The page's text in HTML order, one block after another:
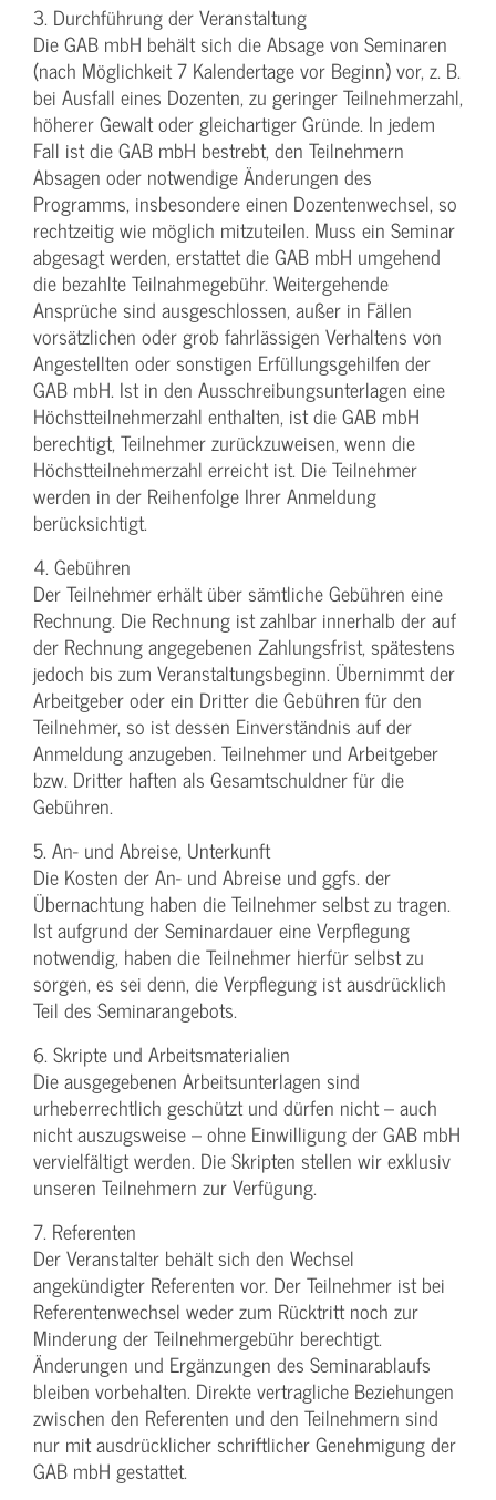
3. Durchführung der Veranstaltung
Die GAB mbH behält sich die Absage von Seminaren
(nach Möglichkeit 7 Kalendertage vor Beginn) vor, z. B.
bei Ausfall eines Dozenten, zu geringer Teilnehmerzahl,
höherer Gewalt oder gleichartiger Gründe. In jedem
Fall ist die GAB mbH bestrebt, den Teilnehmern
Absagen oder notwendige Änderungen des
Programms, insbesondere einen Dozentenwechsel, so
rechtzeitig wie möglich mitzuteilen. Muss ein Seminar
abgesagt werden, erstattet die GAB mbH umgehend
die bezahlte Teilnahmegebühr. Weitergehende
Ansprüche sind ausgeschlossen, außer in Fällen
vorsätzlichen oder grob fahrlässigen Verhaltens von
Angestellten oder sonstigen Erfüllungsgehilfen der
GAB mbH. Ist in den Ausschreibungsunterlagen eine
Höchstteilnehmerzahl enthalten, ist die GAB mbH
berechtigt, Teilnehmer zurückzuweisen, wenn die
Höchstteilnehmerzahl erreicht ist. Die Teilnehmer
werden in der Reihenfolge Ihrer Anmeldung
berücksichtigt.
4. Gebühren
Der Teilnehmer erhält über sämtliche Gebühren eine
Rechnung. Die Rechnung ist zahlbar innerhalb der auf
der Rechnung angegebenen Zahlungsfrist, spätestens
jedoch bis zum Veranstaltungsbeginn. Übernimmt der
Arbeitgeber oder ein Dritter die Gebühren für den
Teilnehmer, so ist dessen Einverständnis auf der
Anmeldung anzugeben. Teilnehmer und Arbeitgeber
bzw. Dritter haften als Gesamtschuldner für die
Gebühren.
5. An- und Abreise, Unterkunft
Die Kosten der An- und Abreise und ggfs. der
Übernachtung haben die Teilnehmer selbst zu tragen.
Ist aufgrund der Seminardauer eine Verpflegung
notwendig, haben die Teilnehmer hierfür selbst zu
sorgen, es sei denn, die Verpflegung ist ausdrücklich
Teil des Seminarangebots.
6. Skripte und Arbeitsmaterialien
Die ausgegebenen Arbeitsunterlagen sind
urheberrechtlich geschützt und dürfen nicht – auch
nicht auszugsweise – ohne Einwilligung der GAB mbH
vervielfältigt werden. Die Skripten stellen wir exklusiv
unseren Teilnehmern zur Verfügung.
7. Referenten
Der Veranstalter behält sich den Wechsel
angekündigter Referenten vor. Der Teilnehmer ist bei
Referentenwechsel weder zum Rücktritt noch zur
Minderung der Teilnehmergebühr berechtigt.
Änderungen und Ergänzungen des Seminarablaufs
bleiben vorbehalten. Direkte vertragliche Beziehungen
zwischen den Referenten und den Teilnehmern sind
nur mit ausdrücklicher schriftlicher Genehmigung der
GAB mbH gestattet.